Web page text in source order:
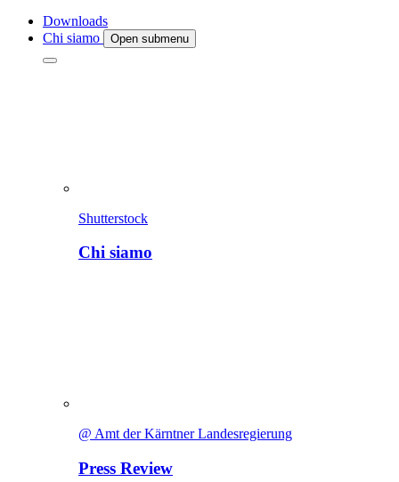
Downloads
Chi siamo
Open submenu
Shutterstock
Chi siamo
@ Amt der Kärntner Landesregierung
Press Review